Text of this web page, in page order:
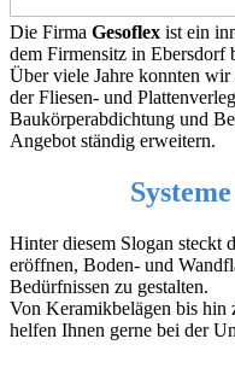
Die Firma Gesoflex ist ein
dem Firmensitz in Ebersdorf
Über viele Jahre konnten
der Fliesen- und
Baukörperabdichtung und
Angebot ständig erweitern.
Hinter diesem Slogan steckt
eröffnen, Boden- und
Bedürfnissen zu gestalten.
Von Keramikbelägen bis hin
helfen Ihnen gerne bei der